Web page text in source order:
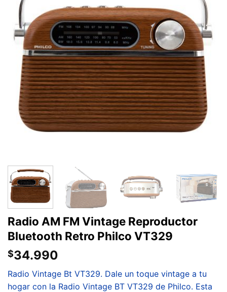
deseos
Radio AM FM Vintage Reproductor
Bluetooth Retro Philco VT329
$34.990
Radio Vintage Bt VT329. Dale un toque vintage a tu
hogar con la Radio Vintage BT VT329 de Philco. Esta